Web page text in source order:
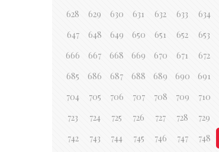
628
629 630 631 632 633 634
647
648 649 650 651 652 653
666
667 668 669 670 671 672
685
686 687 688 689 690 691
704
705 706 707 708 709 710
723
724 725 726 727 728 729
742
743 744 745 746 747 748